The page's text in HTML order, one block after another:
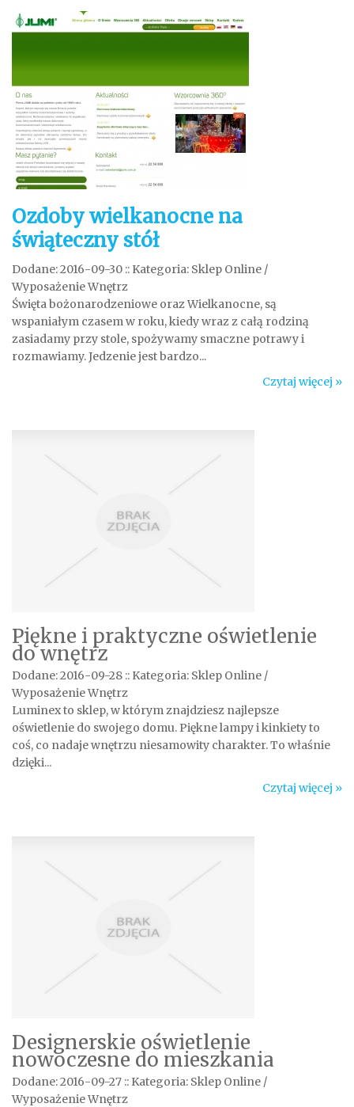
Ozdoby wielkanocne na
świąteczny stół
Dodane: 2016-09-30 :: Kategoria: Sklep Online /
Wyposażenie Wnętrz
Święta bożonarodzeniowe oraz Wielkanocne, są
wspaniałym czasem w roku, kiedy wraz z całą rodziną
zasiadamy przy stole, spożywamy smaczne potrawy i
rozmawiamy. Jedzenie jest bardzo...
Czytaj więcej »
Piękne i praktyczne oświetlenie
do wnętrz
Dodane: 2016-09-28 :: Kategoria: Sklep Online /
Wyposażenie Wnętrz
Luminex to sklep, w którym znajdziesz najlepsze
oświetlenie do swojego domu. Piękne lampy i kinkiety to
coś, co nadaje wnętrzu niesamowity charakter. To właśnie
dzięki...
Czytaj więcej »
Designerskie oświetlenie
nowoczesne do mieszkania
Dodane: 2016-09-27 :: Kategoria: Sklep Online /
Wyposażenie Wnętrz